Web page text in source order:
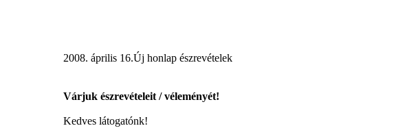
2008. április 16.Új honlap észrevételek
Várjuk észrevételeit / véleményét!
Kedves látogatónk!